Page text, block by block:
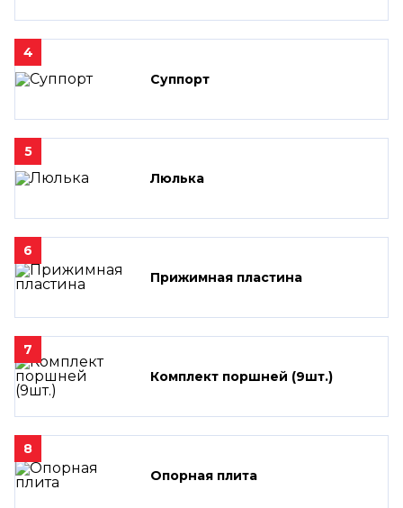
4
Суппорт
5
Люлька
6
Прижимная пластина
7
Комплект поршней (9шт.)
8
Опорная плита